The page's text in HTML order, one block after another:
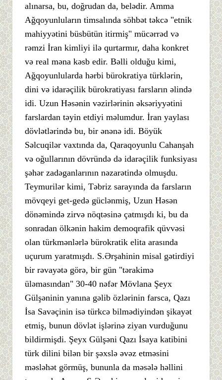
alınarsa, bu, doğrudan da, belədir. Amma
Ağqoyunluların timsalında söhbət təkcə "etnik
mahiyyətini büsbütün itirmiş" mücərrəd və
rəmzi İran kimliyi ilə qurtarmır, daha konkret
və real məna kəsb edir. Bəlli olduğu kimi,
Ağqoyunlularda hərbi bürokratiya türklərin,
dini və idarəçilik bürokratiyası farsların əlində
idi. Uzun Həsənin vəzirlərinin əksəriyyətini
farslardan təyin etdiyi məlumdur. İran yaylası
dövlətlərində bu, bir ənənə idi. Böyük
Səlcuqilər vaxtında da, Qaraqoyunlu Cahanşah
və oğullarının dövründə də idarəçilik funksiyası
şəhər zadəganlarının nəzarətində olmuşdu.
Teymurilər kimi, Təbriz sarayında da farsların
mövqeyi get-gedə güclənmiş, Uzun Həsən
dönəmində zirvə nöqtəsinə çatmışdı ki, bu da
sonradan ölkənin hakim demoqrafik qüvvəsi
olan türkmənlərlə bürokratik elita arasında
uçurum yaratmışdı. S.Ərşahinin misal gətirdiyi
bir rəvayətə görə, bir gün "tərakimə
üləmasından" 30-40 nəfər Mövlana Şeyx
Gülşəninin yanına gəlib özlərinin farsca, Qazı
İsa Savəçinin isə türkcə bilmədiyindən şikayət
etmiş, bunun dövlət işlərinə ziyan vurduğunu
bildirmişdi. Şeyx Gülşəni Qazı İsaya katibini
türk dilini bilən bir şəxslə əvəz etməsini
məsləhət görmüş, bununla da məsələ həllini